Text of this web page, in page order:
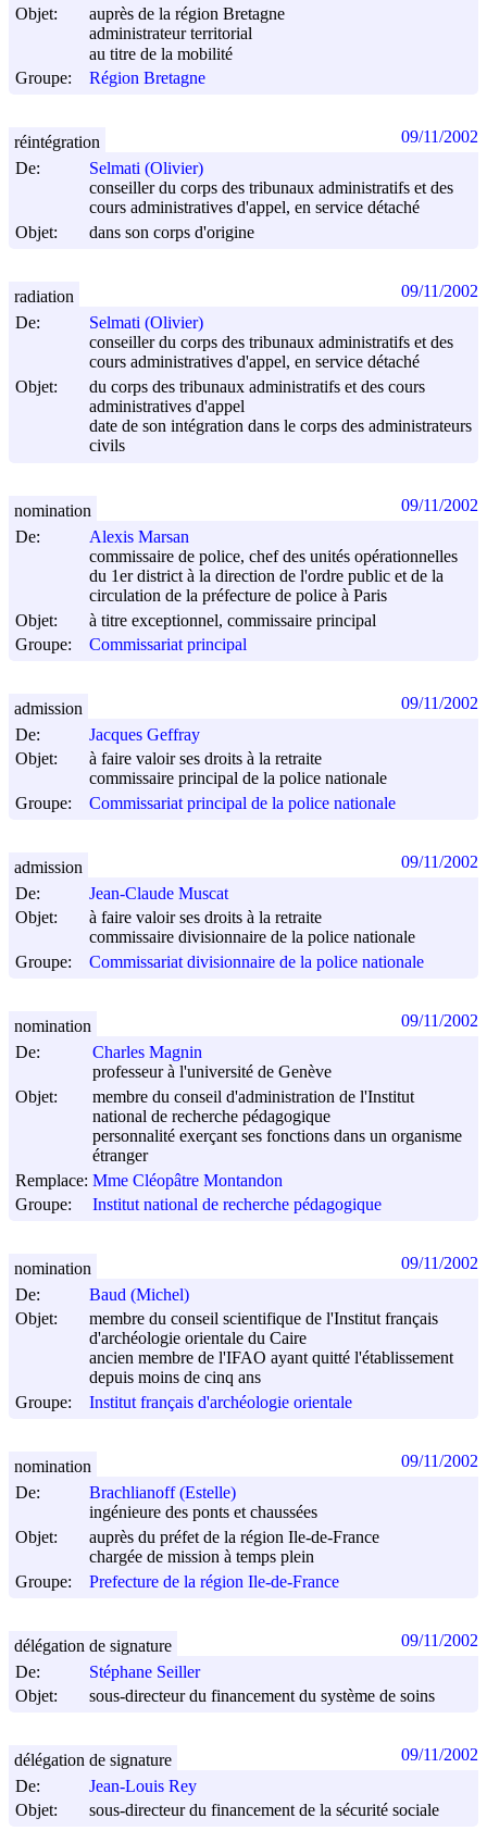
Objet:
auprès de la région Bretagne
administrateur territorial
au titre de la mobilité
Groupe:
Région Bretagne
De:
Selmati (Olivier)
conseiller du corps des tribunaux administratifs et des
cours administratives d'appel, en service détaché
Objet:
dans son corps d'origine
réintégration 09/11/2002
De:
Selmati (Olivier)
conseiller du corps des tribunaux administratifs et des
cours administratives d'appel, en service détaché
Objet:
du corps des tribunaux administratifs et des cours
administratives d'appel
date de son intégration dans le corps des administrateurs
civils
radiation 09/11/2002
De:
Alexis Marsan
commissaire de police, chef des unités opérationnelles
du 1er district à la direction de l'ordre public et de la
circulation de la préfecture de police à Paris
Objet:
à titre exceptionnel, commissaire principal
Groupe:
Commissariat principal
nomination 09/11/2002
De:
Jacques Geffray
Objet:
à faire valoir ses droits à la retraite
commissaire principal de la police nationale
Groupe:
Commissariat principal de la police nationale
admission 09/11/2002
De:
Jean-Claude Muscat
Objet:
à faire valoir ses droits à la retraite
commissaire divisionnaire de la police nationale
Groupe:
Commissariat divisionnaire de la police nationale
admission 09/11/2002
De:
Charles Magnin
professeur à l'université de Genève
Objet:
membre du conseil d'administration de l'Institut
national de recherche pédagogique
personnalité exerçant ses fonctions dans un organisme
étranger
Remplace: Mme Cléopâtre Montandon
Groupe:
Institut national de recherche pédagogique
nomination 09/11/2002
De:
Baud (Michel)
Objet:
membre du conseil scientifique de l'Institut français
d'archéologie orientale du Caire
ancien membre de l'IFAO ayant quitté l'établissement
depuis moins de cinq ans
Groupe:
Institut français d'archéologie orientale
nomination 09/11/2002
De:
Brachlianoff (Estelle)
ingénieure des ponts et chaussées
Objet:
auprès du préfet de la région Ile-de-France
chargée de mission à temps plein
Groupe:
Prefecture de la région Ile-de-France
nomination 09/11/2002
De:
Stéphane Seiller
Objet:
sous-directeur du financement du système de soins
délégation de signature 09/11/2002
De:
Jean-Louis Rey
Objet:
sous-directeur du financement de la sécurité sociale
délégation de signature 09/11/2002